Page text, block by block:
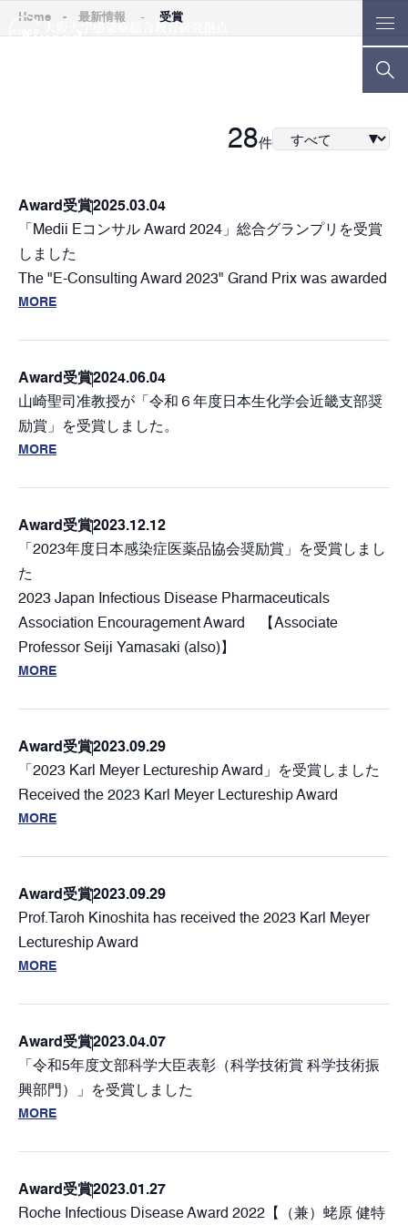
Award
Home - 最新情報 - 受賞
28件
Award 受賞2025.03.04
「Medii Eコンサル Award 2024」総合グランプリを受賞
しました
The "E-Consulting Award 2023" Grand Prix was awarded
MORE
Award 受賞2024.06.04
山崎聖司准教授が「令和６年度日本生化学会近畿支部奨
励賞」を受賞しました。
MORE
Award 受賞2023.12.12
「2023年度日本感染症医薬品協会奨励賞」を受賞しまし
た
2023 Japan Infectious Disease Pharmaceuticals
Association Encouragement Award 【Associate
Professor Seiji Yamasaki (also)】
MORE
Award 受賞2023.09.29
「2023 Karl Meyer Lectureship Award」を受賞しました
Received the 2023 Karl Meyer Lectureship Award
MORE
Award 受賞2023.09.29
Prof.Taroh Kinoshita has received the 2023 Karl Meyer
Lectureship Award
MORE
Award 受賞2023.04.07
「令和5年度文部科学大臣表彰（科学技術賞 科学技術振
興部門）」を受賞しました
MORE
Award 受賞2023.01.27
Roche Infectious Disease Award 2022【（兼）蛯原 健特